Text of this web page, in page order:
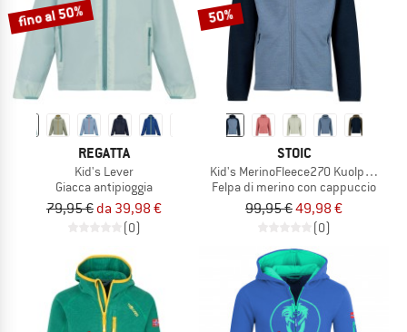
fino al 50%
REGATTA
Kid's Lever
Giacca antipioggia
79,95 € da 39,98 €
(0)
50%
STOIC
Kid's MerinoFleece270
Felpa di merino con cappuccio
99,95 €49,98 €
(0)